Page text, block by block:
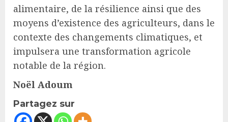
alimentaire, de la résilience ainsi que des
moyens d’existence des agriculteurs, dans le
contexte des changements climatiques, et
impulsera une transformation agricole
notable de la région.
Noël Adoum
Partagez sur